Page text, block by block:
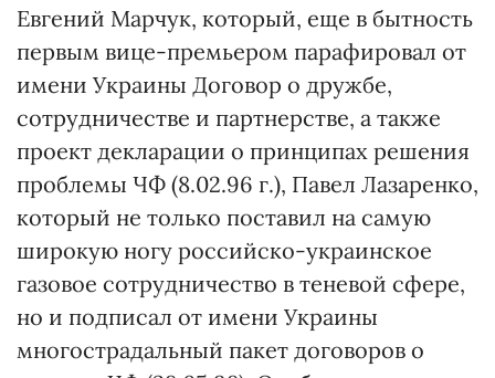
Евгений Марчук, который, еще в бытность
первым вице-премьером парафировал от
имени Украины Договор о дружбе,
сотрудничестве и партнерстве, а также
проект декларации о принципах решения
проблемы ЧФ (8.02.96 г.), Павел Лазаренко,
который не только поставил на самую
широкую ногу российско-украинское
газовое сотрудничество в теневой сфере,
но и подписал от имени Украины
многострадальный пакет договоров о